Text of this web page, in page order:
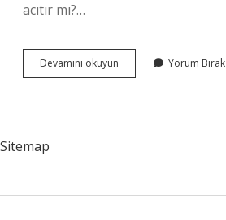
acıtır mı?…
Devamını okuyun
Nedir
Yorum Bırak
Sitemap